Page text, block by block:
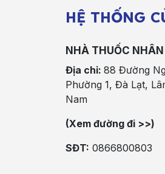
HỆ THỐNG
NHÀ THUỐC
Địa chỉ: 88 Đường
Phường 1, Đà Lạt,
Nam
(Xem đường đi >>)
SĐT: 0866800803